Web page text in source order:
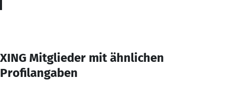
XING Mitglieder mit ähnlichen
Profilangaben